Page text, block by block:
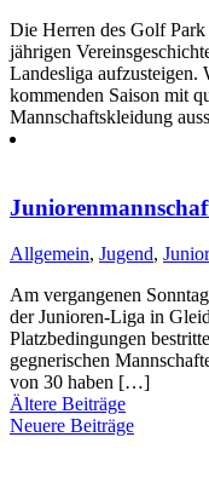
Die Herren des Golf Park
jährigen
Landesliga aufzusteigen.
kommenden Saison mit
Mannschaftskleidung
Allgemein, Jugend,
Am vergangenen
der Junioren-Liga in
Platzbedingungen
gegnerischen
von 30 haben […]
Ältere Beiträge
Neuere Beiträge